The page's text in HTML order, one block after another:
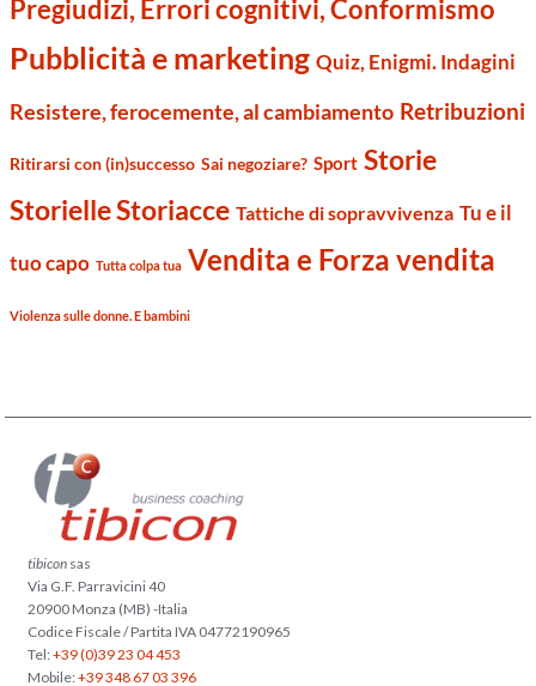
Pregiudizi, Errori cognitivi, Conformismo
Pubblicità e marketing Quiz, Enigmi. Indagini
Resistere, ferocemente, al cambiamento Retribuzioni
Ritirarsi con (in)successo Sai negoziare? Sport Storie
Storielle Storiacce Tattiche di sopravvivenza Tu e il
tuo capo Tutta colpa tua Vendita e Forza vendita
Violenza sulle donne. E bambini
tibicon sas
Via G.F. Parravicini 40
20900 Monza (MB) -Italia
Codice Fiscale / Partita IVA 04772190965
Tel:+39 (0)39 23 04 453
Mobile:+39 348 67 03 396